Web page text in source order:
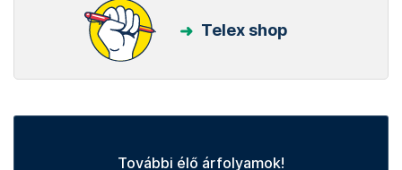
Telex shop
További élő árfolyamok!